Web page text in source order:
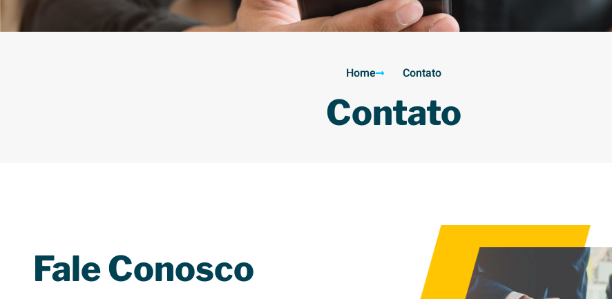
Home Contato
Contato
Fale Conosco